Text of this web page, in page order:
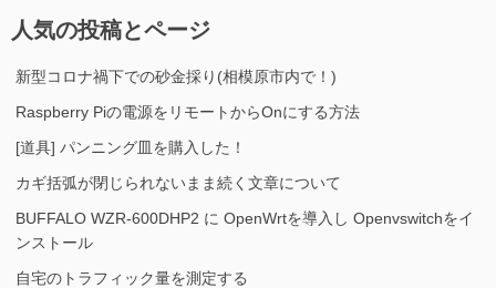
人気の投稿とページ
新型コロナ禍下での砂金採り(相模原市内で！)
Raspberry Piの電源をリモートからOnにする方法
[道具] パンニング皿を購入した！
カギ括弧が閉じられないまま続く文章について
BUFFALO WZR-600DHP2 に OpenWrtを導入し Openvswitchをイ
ンストール
自宅のトラフィック量を測定する